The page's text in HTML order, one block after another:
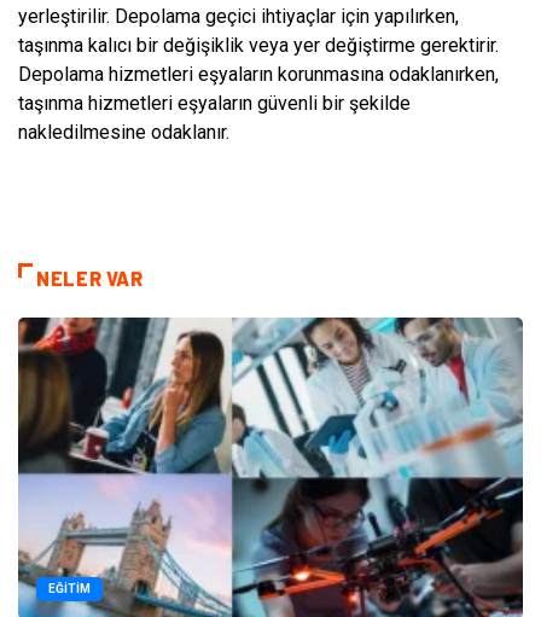
yerleştirilir. Depolama geçici ihtiyaçlar için yapılırken,
taşınma kalıcı bir değişiklik veya yer değiştirme gerektirir.
Depolama hizmetleri eşyaların korunmasına odaklanırken,
taşınma hizmetleri eşyaların güvenli bir şekilde
nakledilmesine odaklanır.
NELER VAR
EĞITIM